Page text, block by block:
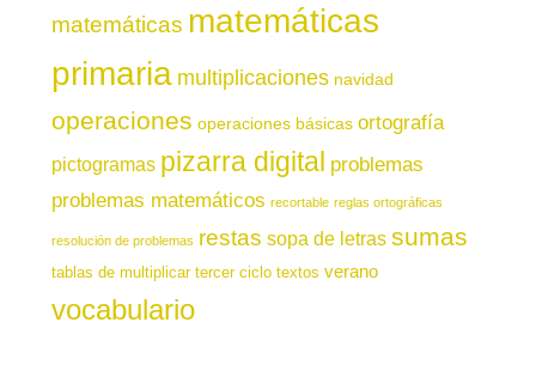
matemáticas matemáticas
primaria multiplicaciones navidad
operaciones operaciones básicas ortografía
pictogramas pizarra digital problemas
problemas matemáticos recortable reglas ortográficas
resolución de problemas restas sopa de letras sumas
tablas de multiplicar tercer ciclo textos verano
vocabulario